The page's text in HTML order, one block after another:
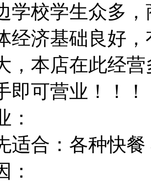
学校学生众多
经济基础良好
，本店在此经
即可营业！！！
：
适合：各种快
：